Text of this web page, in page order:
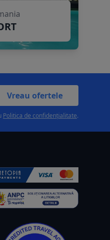
Vreau ofertele
Politica de confidențialitate.